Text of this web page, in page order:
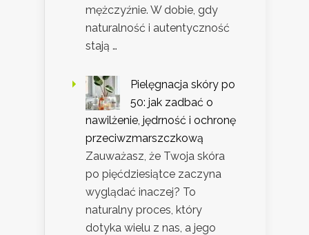
mężczyźnie. W dobie, gdy
naturalność i autentyczność
stają …
Pielęgnacja skóry po
50: jak zadbać o
nawilżenie, jędrność i ochronę
przeciwzmarszczkową
Zauważasz, że Twoja skóra
po pięćdziesiątce zaczyna
wyglądać inaczej? To
naturalny proces, który
dotyka wielu z nas, a jego